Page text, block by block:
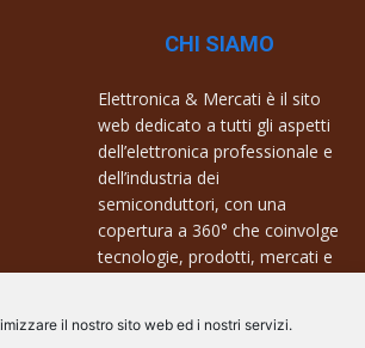
il nostro sito web ed i nostri servizi.
CHI SIAMO
Elettronica & Mercati è il sito
web dedicato a tutti gli aspetti
dell’elettronica professionale e
dell’industria dei
semiconduttori, con una
copertura a 360° che coinvolge
tecnologie, prodotti, mercati e
Contatti: